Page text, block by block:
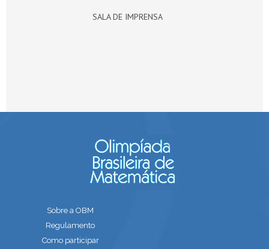
SALA DE IMPRENSA
Sobre a OBM
Regulamento
Como participar